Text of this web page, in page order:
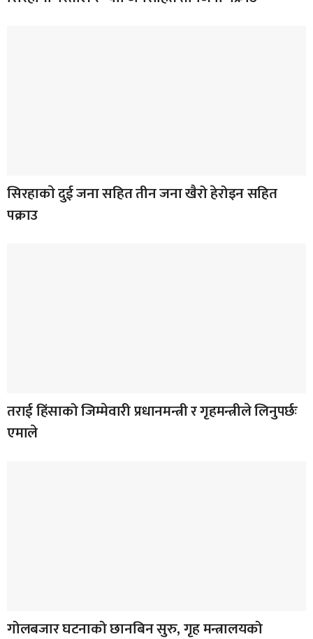
सिरहाकाे दुई जना सहित तीन जना खैरो हेरोइन सहित
पक्राउ
तराई हिंसाको जिम्मेवारी प्रधानमन्त्री र गृहमन्त्रीले लिनुपर्छः
एमाले
गोलबजार घटनाको छानबिन सुरु, गृह मन्त्रालयको